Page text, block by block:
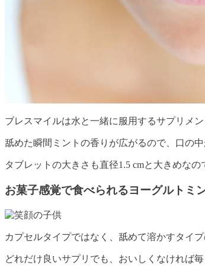
ブレスマイルは水と一緒に服用するサプリメ
舐めた瞬間ミントの香りが広がるので、口の
タブレットの大きさも直径1.5 cmと大きめな
お菓子感覚で食べられるヨーグルトミ
カプセルタイプではなく、舐めて溶かすタイ
どれだけ良いサプリでも、おいしくなければ毎